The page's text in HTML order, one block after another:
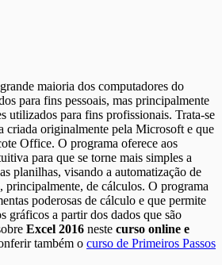
maioria dos computadores do
para fins pessoais, mas principalmente
utilizados para fins profissionais. Trata-se
criada originalmente pela Microsoft e que
Office. O programa oferece aos
para que se torne mais simples a
planilhas, visando a automatização de
principalmente, de cálculos. O programa
poderosas de cálculo e que permite
gráficos a partir dos dados que são
Excel 2016 neste curso online e
também o curso de Primeiros Passos